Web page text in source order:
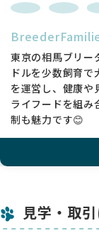
東京の相馬ブリー
ドルを少数飼育
を運営し、健康や
ライフードを組み
制も魅力です😊
見学・取